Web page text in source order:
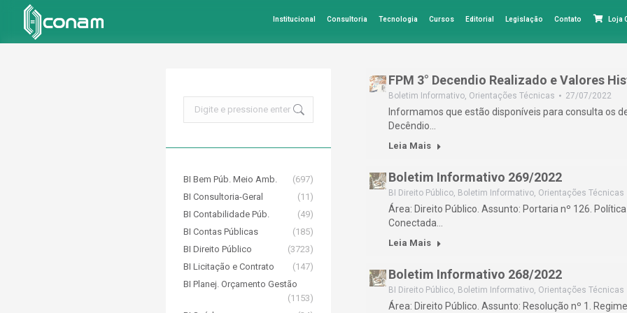
Institucional Consultoria Tecnologia Cursos Editorial Legislação Contato Loja
FPM 3° Decendio Realizado e Valores
Boletim Informativo, Orientações Técnicas 27/07/2022
Informamos que estão disponíveis para consulta os
Decêndio…
Leia Mais
Boletim Informativo 269/2022
BI Direito Público, Boletim Informativo, Orientações Técnicas
Área: Direito Público. Assunto: Portaria nº 126.
Conectada…
Leia Mais
Boletim Informativo 268/2022
BI Direito Público, Boletim Informativo, Orientações Técnicas
Área: Direito Público. Assunto: Resolução nº 1.
BI Bem Púb. Meio Amb.
(697)
BI Consultoria-Geral
(11)
BI Contabilidade Púb.
(49)
BI Contas Públicas
(185)
BI Direito Público
(3723)
BI Licitação e Contrato
(147)
BI Planej. Orçamento Gestão
(1153)